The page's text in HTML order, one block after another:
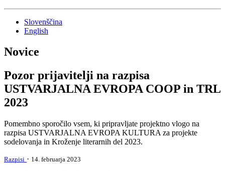
Slovenščina
English
Novice
Pozor prijavitelji na razpisa
USTVARJALNA EVROPA COOP in TRL
2023
Pomembno sporočilo vsem, ki pripravljate projektno vlogo na
razpisa USTVARJALNA EVROPA KULTURA za projekte
sodelovanja in Kroženje literarnih del 2023.
Razpisi · 14. februarja 2023